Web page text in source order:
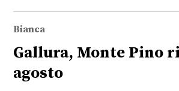
Bianca
Gallura, Monte Pino
agosto